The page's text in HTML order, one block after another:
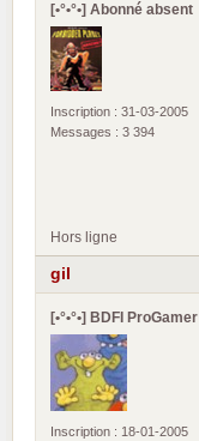
[•°•°•] Abonné absent
Inscription : 31-03-2005
Messages : 3 394
Hors ligne
gil
[•°•°•] BDFI ProGamer
Inscription : 18-01-2005